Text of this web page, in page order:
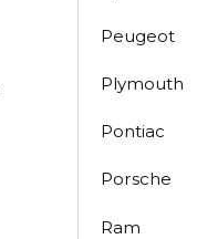
Peugeot
Plymouth
Pontiac
Porsche
Ram